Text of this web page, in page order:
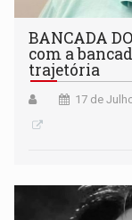
BANCADA
com a
trajetória
17 de